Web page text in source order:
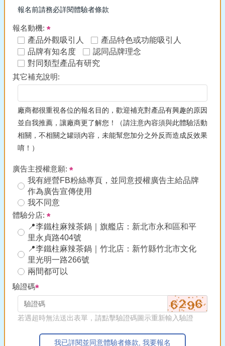
報名前請務必詳閱體驗者條款
報名動機:
產品外觀吸引人
產品特色或功能吸引人
品牌有知名度
認同品牌理念
對同類型產品有研究
其它補充說明:
廠商都很重視各位的報名目的，歡迎補充對產品有興趣的原因
並自我推薦，讓廠商更了解您！（請注意內容須與此體驗活動
相關，不相關之罐頭內容，未能幫您加分之外反而造成反效果
唷！）
廣告主授權意願:
我有經營FB粉絲專頁，並同意授權廣告主給品牌
作為廣告宣傳使用
我不同意
體驗分店:
📍李鐵柱麻辣茶鍋｜旗艦店：新北市永和區和平
里永貞路404號
📍李鐵柱麻辣茶鍋｜竹北店：新竹縣竹北市文化
里光明一路266號
兩間都可以
驗證碼
若遇超時無法送出表單，請點擊驗證碼圖示重新輸入驗證
我已詳閱並同意體驗者條款, 我要報名